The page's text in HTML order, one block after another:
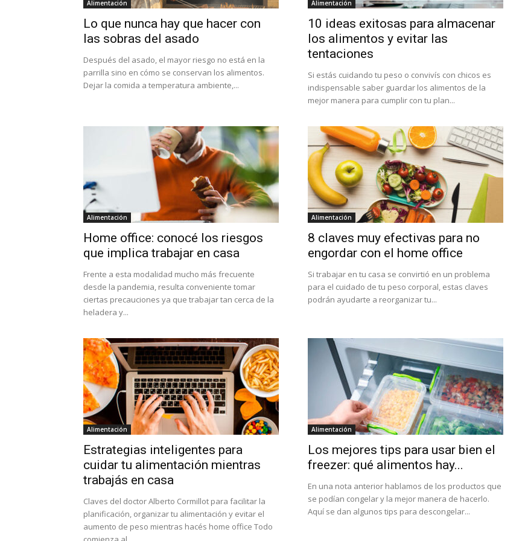
Alimentación
Lo que nunca hay que hacer con
las sobras del asado
Después del asado, el mayor riesgo no está en la
parrilla sino en cómo se conservan los alimentos.
Dejar la comida a temperatura ambiente,...
Alimentación
10 ideas exitosas para almacenar
los alimentos y evitar las
tentaciones
Si estás cuidando tu peso o convivís con chicos es
indispensable saber guardar los alimentos de la
mejor manera para cumplir con tu plan...
Alimentación
Home office: conocé los riesgos
que implica trabajar en casa
Frente a esta modalidad mucho más frecuente
desde la pandemia, resulta conveniente tomar
ciertas precauciones ya que trabajar tan cerca de la
heladera y...
Alimentación
8 claves muy efectivas para no
engordar con el home office
Si trabajar en tu casa se convirtió en un problema
para el cuidado de tu peso corporal, estas claves
podrán ayudarte a reorganizar tu...
Alimentación
Estrategias inteligentes para
cuidar tu alimentación mientras
trabajás en casa
Claves del doctor Alberto Cormillot para facilitar la
planificación, organizar tu alimentación y evitar el
aumento de peso mientras hacés home office Todo
Alimentación
Los mejores tips para usar bien el
freezer: qué alimentos hay...
En una nota anterior hablamos de los productos que
se podían congelar y la mejor manera de hacerlo.
Aquí se dan algunos tips para descongelar...